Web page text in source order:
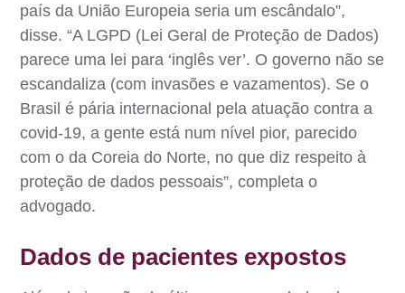
país da União Europeia seria um escândalo”,
disse. “A LGPD (Lei Geral de Proteção de Dados)
parece uma lei para ‘inglês ver’. O governo não se
escandaliza (com invasões e vazamentos). Se o
Brasil é pária internacional pela atuação contra a
covid-19, a gente está num nível pior, parecido
com o da Coreia do Norte, no que diz respeito à
proteção de dados pessoais”, completa o
advogado.
Dados de pacientes expostos